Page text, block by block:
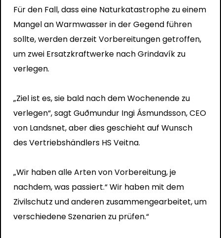
Für den Fall, dass eine Naturkatastrophe zu einem
Mangel an Warmwasser in der Gegend führen
sollte, werden derzeit Vorbereitungen getroffen,
um zwei Ersatzkraftwerke nach Grindavík zu
verlegen.
„Ziel ist es, sie bald nach dem Wochenende zu
verlegen“, sagt Guðmundur Ingi Ásmundsson, CEO
von Landsnet, aber dies geschieht auf Wunsch
des Vertriebshändlers HS Veitna.
„Wir haben alle Arten von Vorbereitung, je
nachdem, was passiert.“ Wir haben mit dem
Zivilschutz und anderen zusammengearbeitet, um
verschiedene Szenarien zu prüfen.“